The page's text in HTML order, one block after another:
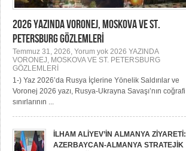
2026 YAZINDA VORONEJ, MOSKOVA VE ST.
PETERSBURG GÖZLEMLERİ
Temmuz 31, 2026, Yorum yok 2026 YAZINDA
VORONEJ, MOSKOVA VE ST. PETERSBURG
GÖZLEMLERİ
1-) Yaz 2026’da Rusya İçlerine Yönelik Saldırılar ve
Voronej 2026 yazı, Rusya-Ukrayna Savaşı’nın coğrafi
sınırlarının ...
İLHAM ALİYEV’İN ALMANYA ZİYARETİ:
AZERBAYCAN-ALMANYA STRATEJİK